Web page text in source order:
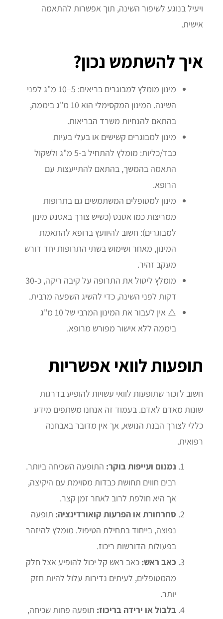
ויעיל בנוגע לשיפור השינה, תוך אפשרות להתאמה
אישית.
איך להשתמש נכון?
מינון מומלץ למבוגרים בריאים: 5–10 מ"ג לפני
השינה. המינון המקסימלי הוא 10 מ"ג ביממה,
בהתאם להנחיות משרד הבריאות.
מינון למבוגרים קשישים או בעלי בעיות
כבד/כליות: מומלץ להתחיל ב-5 מ"ג ולשקול
התאמה בהמשך, בהתאם להתייעצות עם
הרופא.
מינון למטופלים המשתמשים גם בתרופות
ממריצות כמו אטנט (כשיש צורך באטנט מינון
למבוגרים): חשוב להיוועץ ברופא להתאמת
המינון, מאחר ושימוש בשתי התרופות יחד דורש
מעקב זהיר.
מומלץ ליטול את התרופה על קיבה ריקה, כ-30
דקות לפני השינה, כדי להשיג השפעה מרבית.
⚠️ אין לעבור את המינון המרבי של 10 מ"ג
ביממה ללא אישור מפורש מרופא.
תופעות לוואי אפשריות
חשוב לזכור שתופעות לוואי עשויות להופיע בדרגות
שונות מאדם לאדם. בעמוד זה אנחנו משתפים מידע
כללי לצורך הבנת הנושא, אך אין מדובר באבחנה
רפואית.
נמנום ועייפות בוקר:התופעה השכיחה ביותר.
רבים חווים תחושת כבדות מסוימת עם היקיצה,
אך היא חולפת לרוב לאחר זמן קצר.
סחרחורת או הפרעות קואורדינציה:תופעה
נפוצה, בייחוד בתחילת הטיפול. מומלץ להיזהר
בפעולות הדורשות ריכוז.
כאב ראש:כאב ראש קל יכול להופיע אצל חלק
מהמטופלים, לעיתים נדירות עלול להיות חזק
יותר.
בלבול או ירידה בריכוז:תופעה פחות שכיחה,